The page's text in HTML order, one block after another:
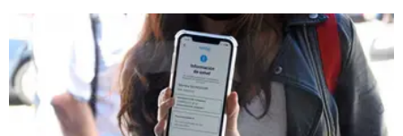
Sociedad y tiempo
libre
Sociedad
Tecnología
Turismo
Salud
Es viral